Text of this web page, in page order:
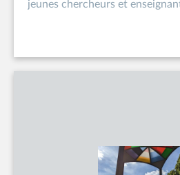
jeunes chercheurs et